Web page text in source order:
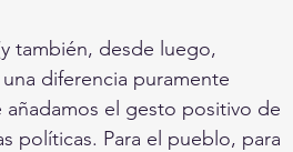
también, desde luego,
diferencia puramente
añadamos el gesto positivo de
políticas. Para el pueblo, para